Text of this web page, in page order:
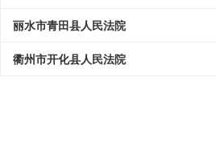
丽水市青田县人民法院
衢州市开化县人民法院